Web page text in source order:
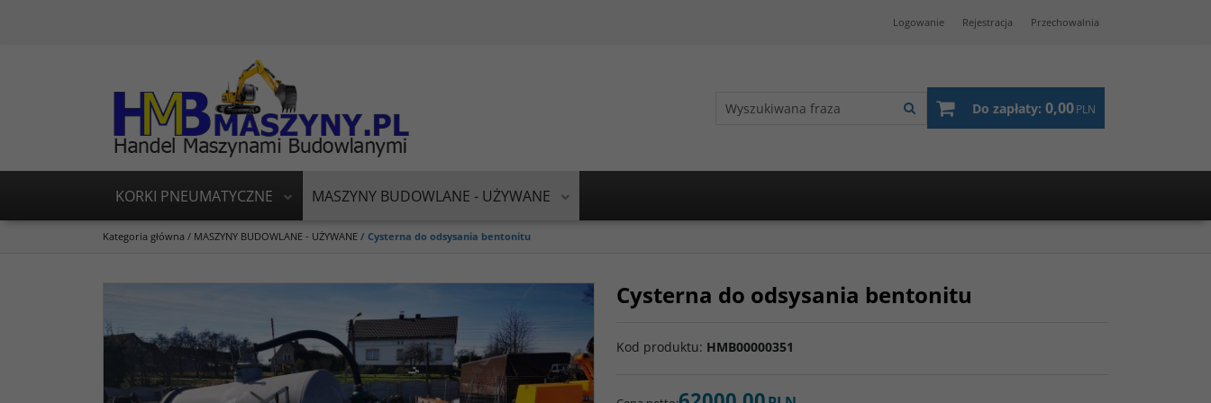
Logowanie Rejestracja Przechowalnia
Do zapłaty: 0,00PLN
KORKI PNEUMATYCZNE MASZYNY BUDOWLANE - UŻYWANE
Kategoria główna / MASZYNY BUDOWLANE - UŻYWANE / Cysterna do odsysania bentonitu
Cysterna do odsysania bentonitu
Kod produktu: HMB00000351